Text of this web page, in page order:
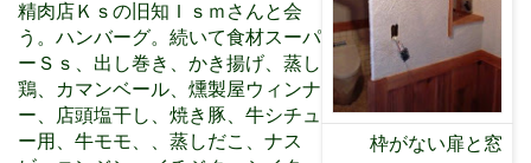
枠がない扉と窓
精肉店Ｋｓの旧知Ｉｓｍさんと会
う。ハンバーグ。続いて食材スーパ
ーＳｓ、出し巻き、かき揚げ、蒸し
鶏、カマンベール、燻製屋ウィンナ
ー、店頭塩干し、焼き豚、牛シチュ
ー用、牛モモ、、蒸しだこ、ナス